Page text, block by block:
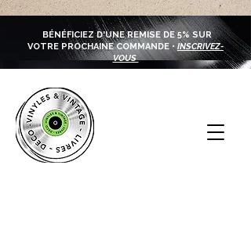
BÉNÉFICIEZ D'UNE REMISE DE 5% SUR
VOTRE PROCHAINE COMMANDE • INSCRIVEZ-
VOUS